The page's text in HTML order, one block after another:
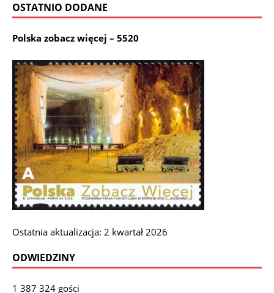
OSTATNIO DODANE
Polska zobacz więcej – 5520
Ostatnia aktualizacja: 2 kwartał 2026
ODWIEDZINY
1 387 324 gości